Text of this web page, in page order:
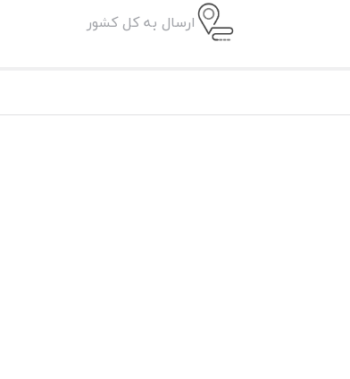
ارسال به کل کشور